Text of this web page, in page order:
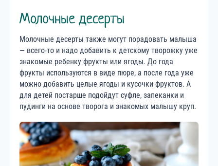
Молочные десерты
Молочные десерты также могут порадовать малыша
— всего-то и надо добавить к детскому творожку уже
знакомые ребенку фрукты или ягоды. До года
фрукты используются в виде пюре, а после года уже
можно добавить целые ягоды и кусочки фруктов. А
для детей постарше подойдут суфле, запеканки и
пудинги на основе творога и знакомых малышу круп.